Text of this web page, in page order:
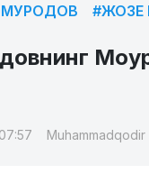
#ЖОЗЕ
Muhammadqodir